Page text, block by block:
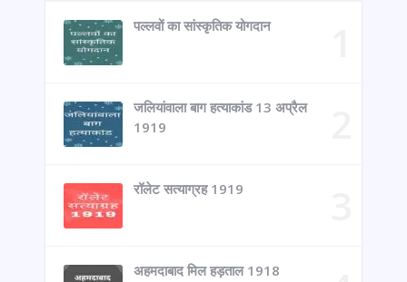
पल्लवों का सांस्कृतिक योगदान
जलियांवाला बाग हत्याकांड 13 अप्रैल
1919
रॉलेट सत्याग्रह 1919
अहमदाबाद मिल हड़ताल 1918